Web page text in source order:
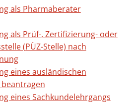
als Pharmaberater
als Prüf-, Zertifizierung- oder
(PÜZ-Stelle) nach
eines ausländischen
eines Sachkundelehrgangs